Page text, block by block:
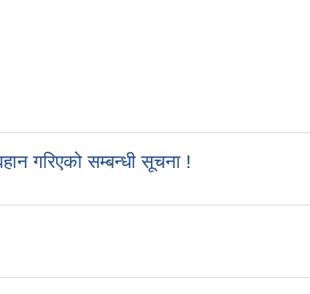
गरिएको सम्बन्धी सूचना !